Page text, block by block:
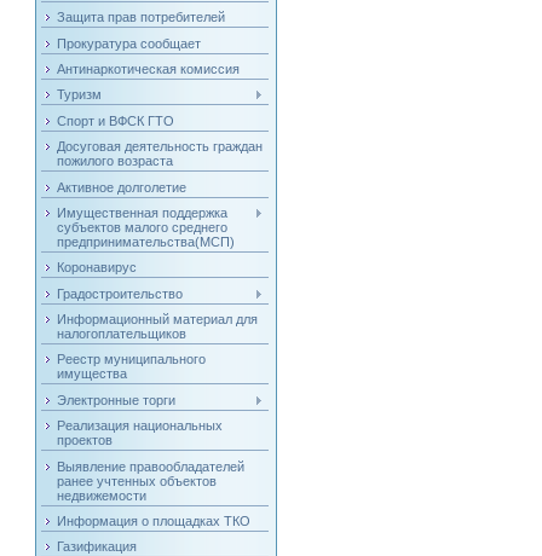
Защита прав потребителей
Прокуратура сообщает
Антинаркотическая комиссия
Туризм
Спорт и ВФСК ГТО
Досуговая деятельность граждан
пожилого возраста
Активное долголетие
Имущественная поддержка
субъектов малого среднего
предпринимательства(МСП)
Коронавирус
Градостроительство
Информационный материал для
налогоплательщиков
Реестр муниципального
имущества
Электронные торги
Реализация национальных
проектов
Выявление правообладателей
ранее учтенных объектов
недвижемости
Информация о площадках ТКО
Газификация